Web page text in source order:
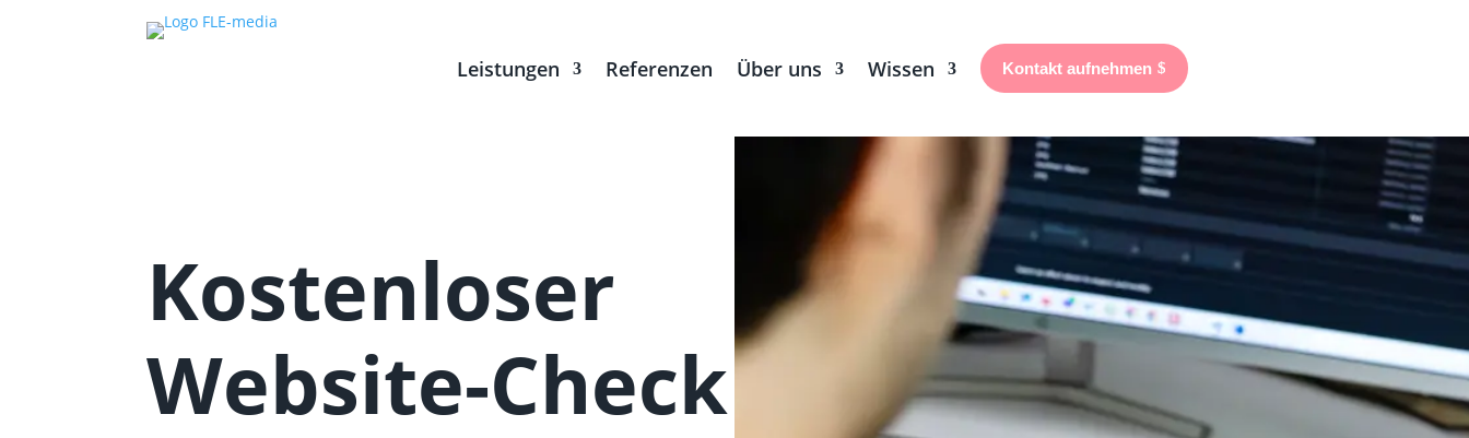
Leistungen Referenzen Über uns Wissen Kontakt aufnehmen
Kostenloser
Website-Check